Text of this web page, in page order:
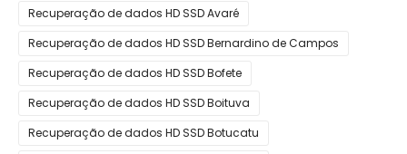
Recuperação de dados HD SSD Avaré
Recuperação de dados HD SSD Bernardino de Campos
Recuperação de dados HD SSD Bofete
Recuperação de dados HD SSD Boituva
Recuperação de dados HD SSD Botucatu